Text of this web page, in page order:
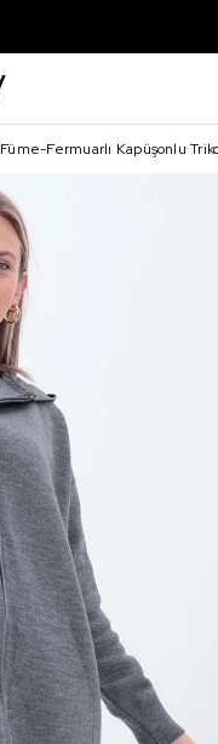
Füme-Fermuarlı Kapüşonlu